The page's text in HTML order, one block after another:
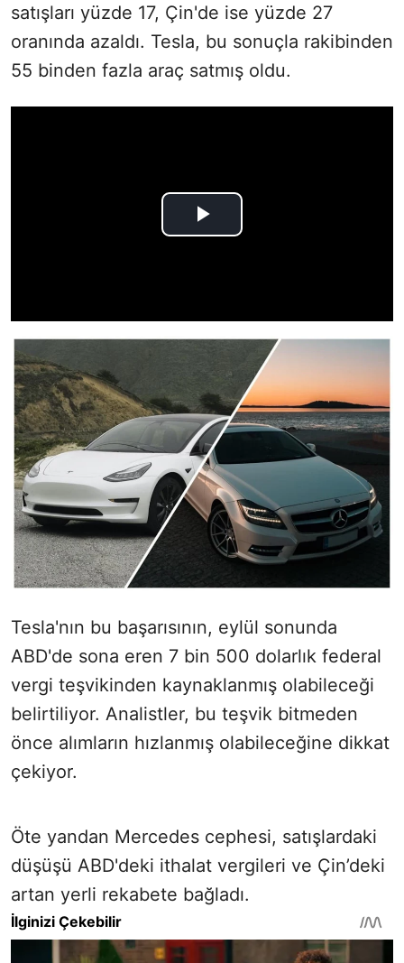
satışları yüzde 17, Çin'de ise yüzde 27
oranında azaldı. Tesla, bu sonuçla rakibinden
55 binden fazla araç satmış oldu.
Tesla'nın bu başarısının, eylül sonunda
ABD'de sona eren 7 bin 500 dolarlık federal
vergi teşvikinden kaynaklanmış olabileceği
belirtiliyor. Analistler, bu teşvik bitmeden
önce alımların hızlanmış olabileceğine dikkat
çekiyor.
Öte yandan Mercedes cephesi, satışlardaki
düşüşü ABD'deki ithalat vergileri ve Çin’deki
artan yerli rekabete bağladı.